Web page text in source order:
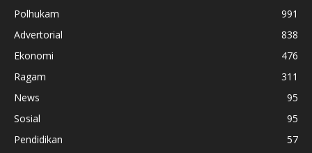
Polhukam
991
Advertorial
838
Ekonomi
476
Ragam
311
News
95
Sosial
95
Pendidikan
57